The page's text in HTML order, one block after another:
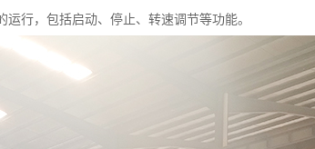
行，包括启动、停止、转速调节等功能。